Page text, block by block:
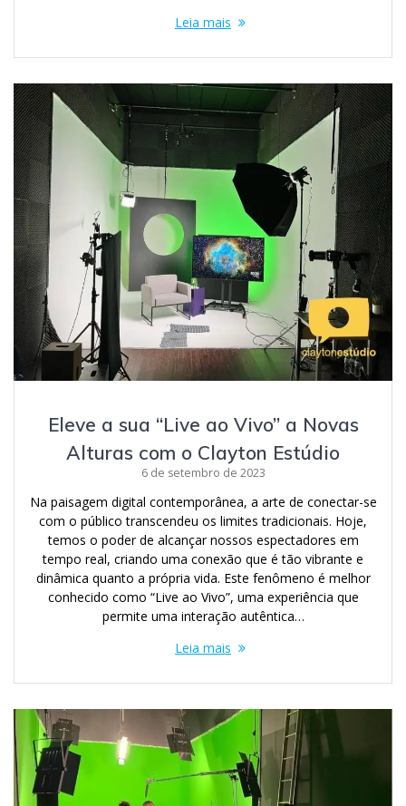
Leia mais
Eleve a sua “Live ao Vivo” a Novas
Alturas com o Clayton Estúdio
6 de setembro de 2023
Na paisagem digital contemporânea, a arte de conectar-se
com o público transcendeu os limites tradicionais. Hoje,
temos o poder de alcançar nossos espectadores em
tempo real, criando uma conexão que é tão vibrante e
dinâmica quanto a própria vida. Este fenômeno é melhor
conhecido como “Live ao Vivo”, uma experiência que
permite uma interação autêntica…
Leia mais